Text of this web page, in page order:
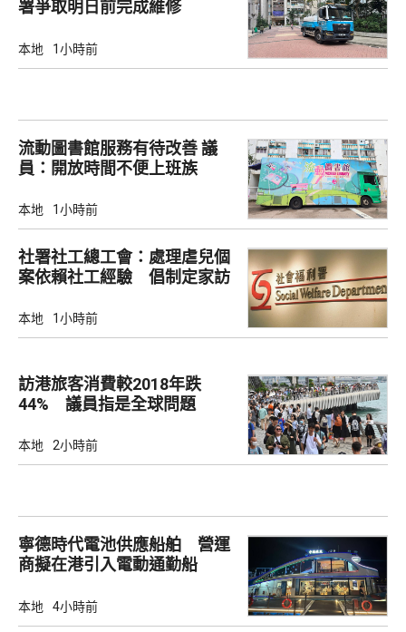
署爭取明日前完成維修
本地 1小時前
流動圖書館服務有待改善 議
員：開放時間不便上班族
本地 1小時前
社署社工總工會：處理虐兒個
案依賴社工經驗 倡制定家訪
本地 1小時前
訪港旅客消費較2018年跌
44% 議員指是全球問題
本地 2小時前
寧德時代電池供應船舶 營運
商擬在港引入電動通勤船
本地 4小時前